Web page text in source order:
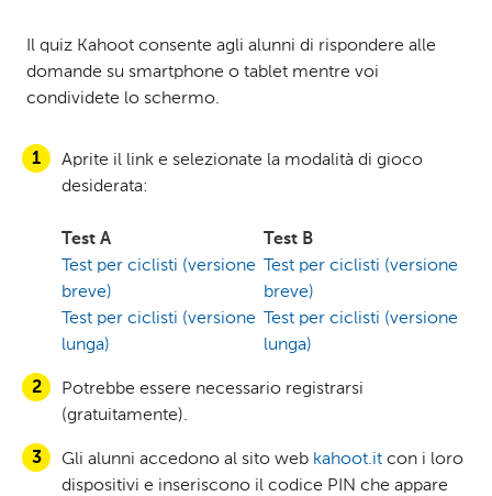
Il quiz Kahoot consente agli alunni di rispondere alle
domande su smartphone o tablet mentre voi
condividete lo schermo.
Aprite il link e selezionate la modalità di gioco
desiderata:
Test A
Test B
Test per ciclisti (versione
breve)
Test per ciclisti (versione
breve)
Test per ciclisti (versione
lunga)
Test per ciclisti (versione
lunga)
Potrebbe essere necessario registrarsi
(gratuitamente).
Gli alunni accedono al sito web kahoot.it con i loro
dispositivi e inseriscono il codice PIN che appare